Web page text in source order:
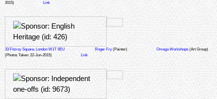
2015)
Link
33 Fitzroy Square, London W1T 6EU Roger Fry (Painter) Omega Workshops (Art Group)
(Photos Taken: 22-Jun-2015)
Link